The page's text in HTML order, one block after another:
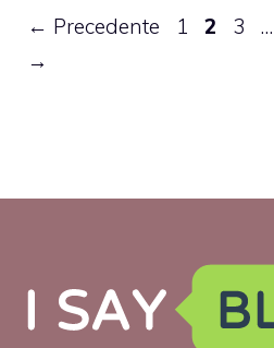
← Precedente Pagina
1 Pagina
2 3 …
→